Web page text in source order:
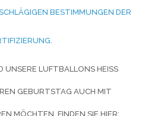
BESTIMMUNGEN DER EU
LUFTBALLONS HEISS B
GEBURTSTAG AUCH MIT L
MÖCHTEN, FINDEN SIE HIER: